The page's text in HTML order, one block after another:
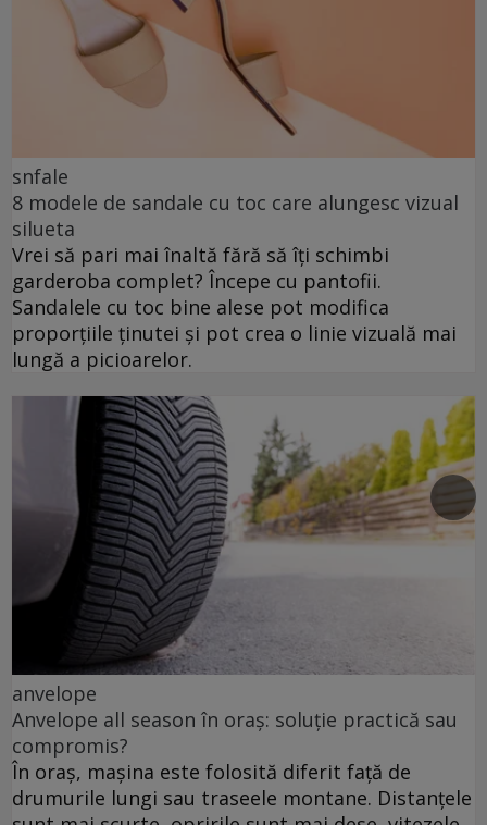
snfale
8 modele de sandale cu toc care alungesc vizual
silueta
Vrei să pari mai înaltă fără să îți schimbi
garderoba complet? Începe cu pantofii.
Sandalele cu toc bine alese pot modifica
proporțiile ținutei și pot crea o linie vizuală mai
lungă a picioarelor.
anvelope
Anvelope all season în oraș: soluție practică sau
compromis?
În oraș, mașina este folosită diferit față de
drumurile lungi sau traseele montane. Distanțele